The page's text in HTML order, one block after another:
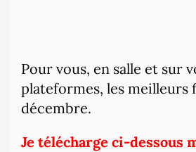
Pour vous, en salle et sur
plateformes, les meilleurs
décembre.
Je télécharge ci-dessous